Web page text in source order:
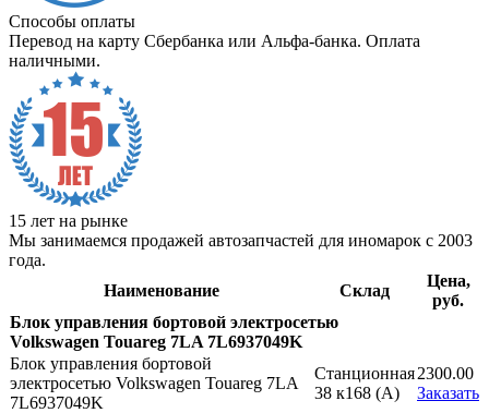
Способы оплаты
Перевод на карту Сбербанка или Альфа-банка. Оплата
наличными.
15 лет на рынке
Мы занимаемся продажей автозапчастей для иномарок с 2003
года.
Наименование
Склад
Цена,
руб.
Блок управления бортовой электросетью
Volkswagen Touareg 7LA 7L6937049K
Блок управления бортовой
электросетью Volkswagen Touareg 7LA
7L6937049K
Станционная
38 к168 (A)
2300.00
Заказать